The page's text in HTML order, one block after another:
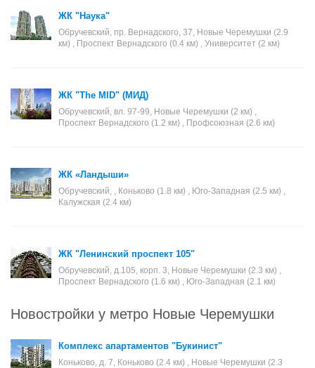
ЖК "Наука"
Обручевский, пр. Вернадского, 37, Новые Черемушки (2.9
км) , Проспект Вернадского (0.4 км) , Университет (2 км)
ЖК "The MID" (МИД)
Обручевский, вл. 97-99, Новые Черемушки (2 км) ,
Проспект Вернадского (1.2 км) , Профсоюзная (2.6 км)
ЖК «Ландыши»
Обручевский, , Коньково (1.8 км) , Юго-Западная (2.5 км) ,
Калужская (2.4 км)
ЖК "Ленинский проспект 105"
Обручевский, д.105, корп. 3, Новые Черемушки (2.3 км) ,
Проспект Вернадского (1.6 км) , Юго-Западная (2.1 км)
Новостройки у метро Новые Черемушки
Комплекс апартаментов "Букинист"
Коньково, д. 7, Коньково (2.4 км) , Новые Черемушки (2.3